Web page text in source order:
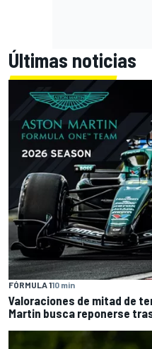
Últimas noticias
FÓRMULA 110 min
Valoraciones de mitad de
Martin busca reponerse